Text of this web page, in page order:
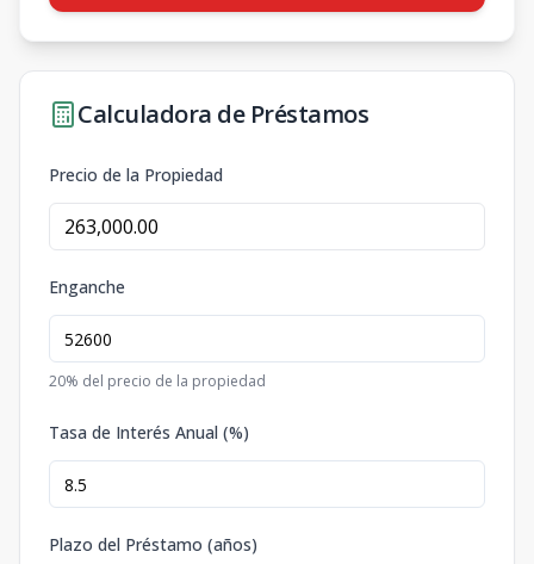
Calculadora de Préstamos
Precio de la Propiedad
Enganche
20% del precio de la propiedad
Tasa de Interés Anual (%)
Plazo del Préstamo (años)